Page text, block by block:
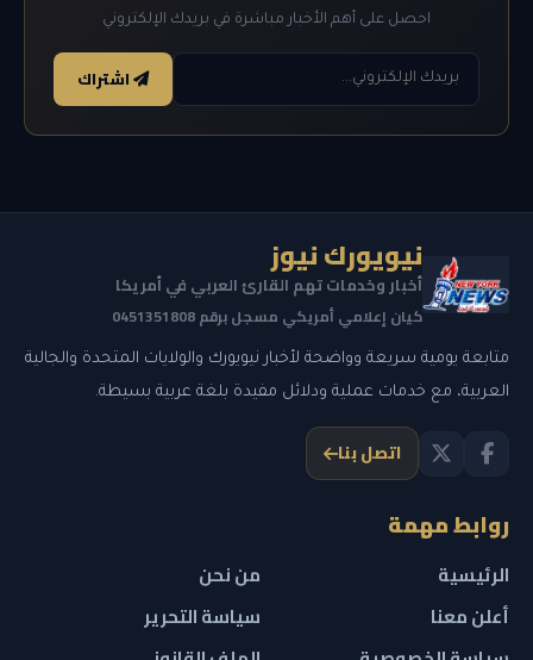
احصل على أهم الأخبار مباشرة في بريدك الإلكتروني
اشتراك
نيويورك نيوز
أخبار وخدمات تهم القارئ العربي في أمريكا
كيان إعلامي أمريكي مسجل برقم 0451351808
متابعة يومية سريعة وواضحة لأخبار نيويورك والولايات المتحدة والجالية
العربية، مع خدمات عملية ودلائل مفيدة بلغة عربية بسيطة.
اتصل بنا
روابط مهمة
الرئيسية
من نحن
أعلن معنا
سياسة التحرير